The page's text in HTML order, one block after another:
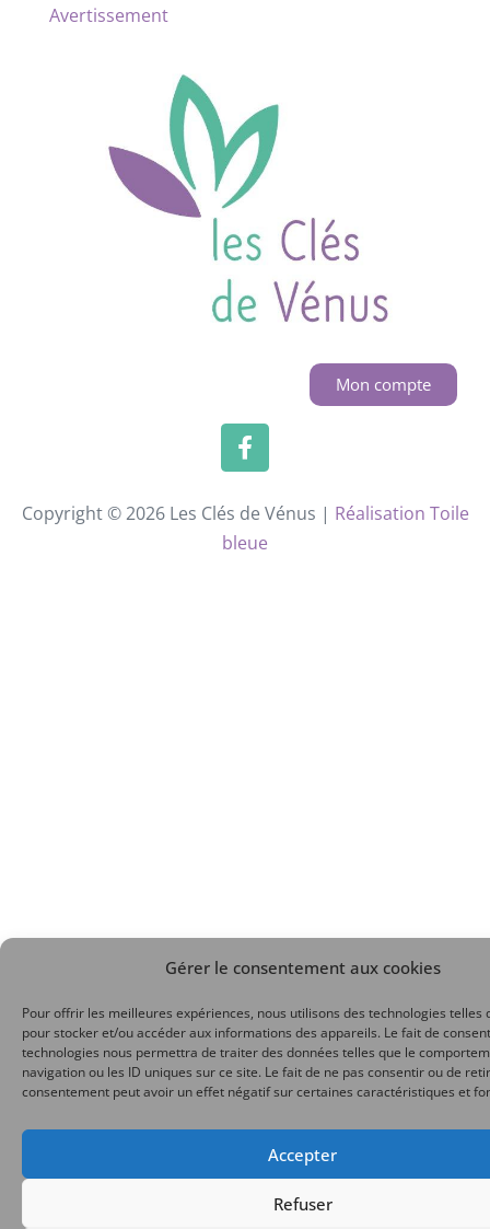
Gérer le consentement aux cookies
Pour offrir les meilleures expériences, nous utilisons des technologies telles
pour stocker et/ou accéder aux informations des appareils. Le fait de
technologies nous permettra de traiter des données telles que le
navigation ou les ID uniques sur ce site. Le fait de ne pas consentir ou de
consentement peut avoir un effet négatif sur certaines caractéristiques et
Accepter
Refuser
Avertissement
Mon compte
Copyright © 2026 Les Clés de Vénus | Réalisation Toile
bleue